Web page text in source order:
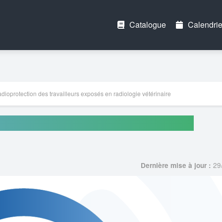
Catalogue
des travailleurs exposés en radiologie vétérinaire
Dernière mise à jour :